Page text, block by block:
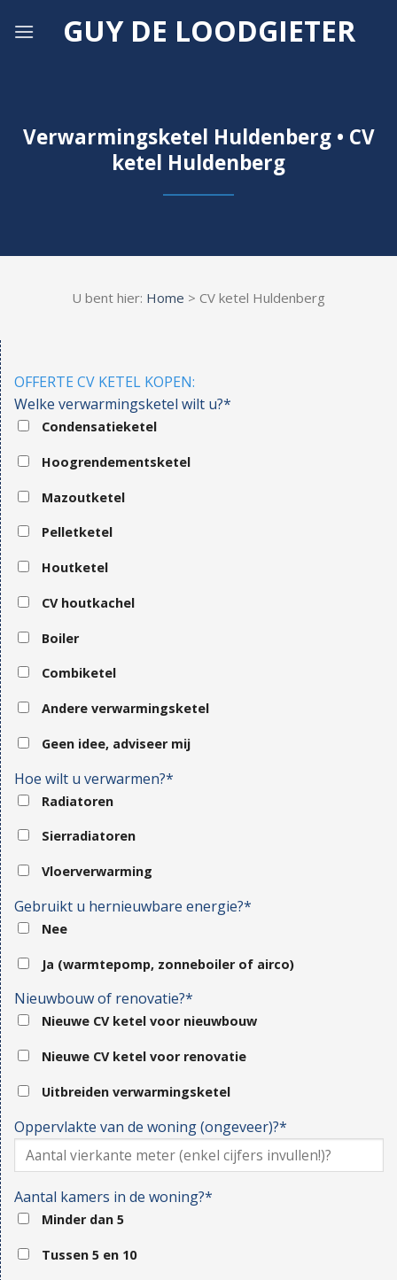
GUY DE LOODGIETER
Verwarmingsketel Huldenberg • CV
ketel Huldenberg
U bent hier: Home > CV ketel Huldenberg
OFFERTE CV KETEL KOPEN:
Welke verwarmingsketel wilt u?*
Condensatieketel
Hoogrendementsketel
Mazoutketel
Pelletketel
Houtketel
CV houtkachel
Boiler
Combiketel
Andere verwarmingsketel
Geen idee, adviseer mij
Hoe wilt u verwarmen?*
Radiatoren
Sierradiatoren
Vloerverwarming
Gebruikt u hernieuwbare energie?*
Nee
Ja (warmtepomp, zonneboiler of airco)
Nieuwbouw of renovatie?*
Nieuwe CV ketel voor nieuwbouw
Nieuwe CV ketel voor renovatie
Uitbreiden verwarmingsketel
Oppervlakte van de woning (ongeveer)?*
Aantal kamers in de woning?*
Minder dan 5
Tussen 5 en 10